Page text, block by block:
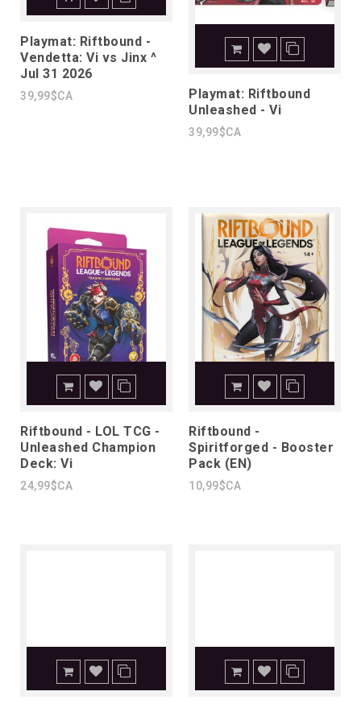
Playmat: Riftbound -
Vendetta: Vi vs Jinx ^
Jul 31 2026
39,99$CA
Playmat: Riftbound
Unleashed - Vi
39,99$CA
Riftbound - LOL TCG -
Unleashed Champion
Deck: Vi
24,99$CA
Riftbound -
Spiritforged - Booster
Pack (EN)
10,99$CA